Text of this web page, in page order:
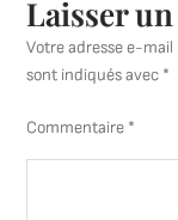
Laisser
Votre adresse e-mail
sont indiqués avec *
Commentaire *